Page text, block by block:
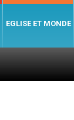
EGLISE ET MONDE
Le